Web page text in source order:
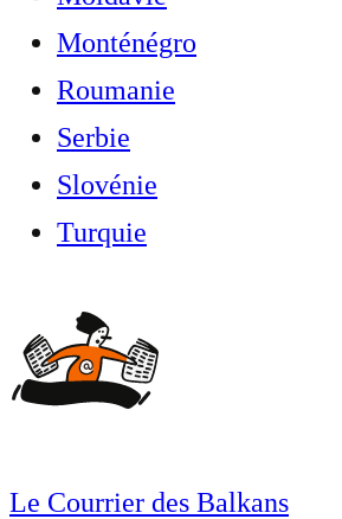
Monténégro
Roumanie
Serbie
Slovénie
Turquie
Le Courrier des Balkans